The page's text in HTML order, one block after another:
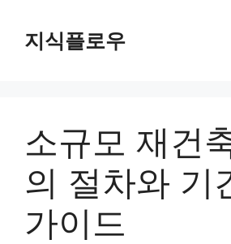
지식플로우
소규모 재건
의 절차와 기
가이드